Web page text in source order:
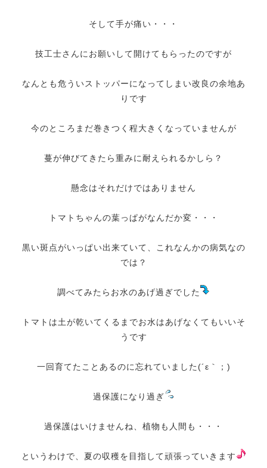
そして手が痛い・・・
技工士さんにお願いして開けてもらったのですが
なんとも危ういストッパーになってしまい改良の余地あ
りです
今のところまだ巻きつく程大きくなっていませんが
蔓が伸びてきたら重みに耐えられるかしら？
懸念はそれだけではありません
トマトちゃんの葉っぱがなんだか変・・・
黒い斑点がいっぱい出来ていて、これなんかの病気なの
では？
調べてみたらお水のあげ過ぎでした
トマトは土が乾いてくるまでお水はあげなくてもいいそ
うです
一回育てたことあるのに忘れていました(´ε｀；)
過保護になり過ぎ
過保護はいけませんね、植物も人間も・・・
というわけで、夏の収穫を目指して頑張っていきます